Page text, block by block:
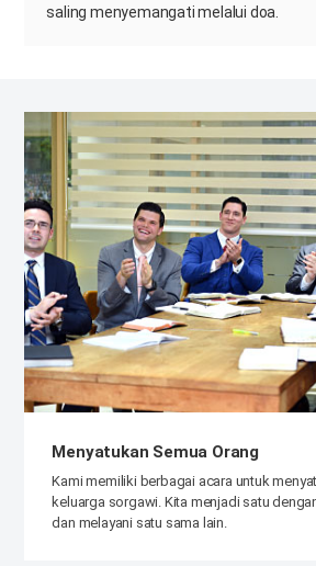
saling menyemangati melalui doa.​
Menyatukan Semua Orang
Kami memiliki berbagai acara untuk
keluarga sorgawi. Kita menjadi satu
dan melayani satu sama lain.